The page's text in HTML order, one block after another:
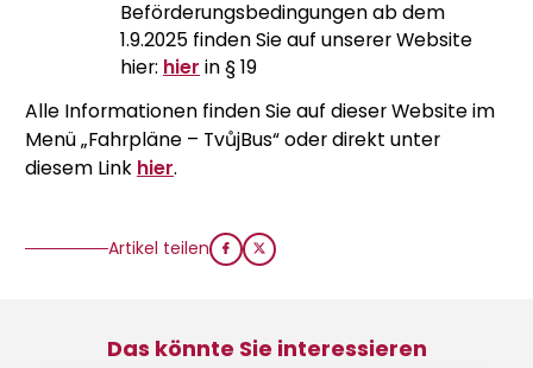
Beförderungsbedingungen ab dem
1.9.2025 finden Sie auf unserer Website
hier: hier in § 19
Alle Informationen finden Sie auf dieser Website im
Menü „Fahrpläne – TvůjBus“ oder direkt unter
diesem Link hier.
Artikel teilen
Das könnte Sie interessieren